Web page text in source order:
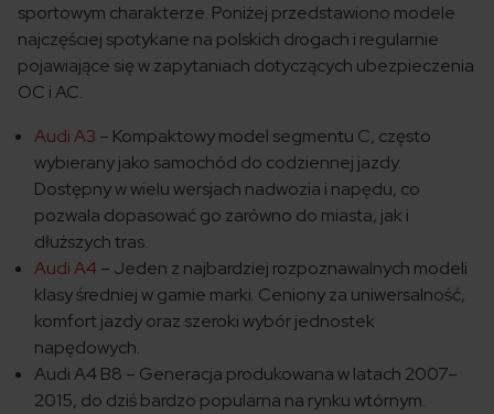
sportowym charakterze. Poniżej przedstawiono modele
najczęściej spotykane na polskich drogach i regularnie
pojawiające się w zapytaniach dotyczących ubezpieczenia
OC i AC.
Audi A3 – Kompaktowy model segmentu C, często
wybierany jako samochód do codziennej jazdy.
Dostępny w wielu wersjach nadwozia i napędu, co
pozwala dopasować go zarówno do miasta, jak i
dłuższych tras.
Audi A4 – Jeden z najbardziej rozpoznawalnych modeli
klasy średniej w gamie marki. Ceniony za uniwersalność,
komfort jazdy oraz szeroki wybór jednostek
napędowych.
Audi A4 B8 – Generacja produkowana w latach 2007–
2015, do dziś bardzo popularna na rynku wtórnym.